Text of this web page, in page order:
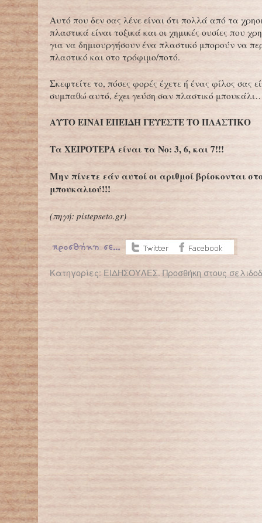
Αυτό που δεν σας λένε είναι ότι πολλά από τα
πλαστικά είναι τοξικά και οι χημικές ουσίες που
για να δημιουργήσουν ένα πλαστικό μπορούν να
πλαστικό και στο τρόφιμο/ποτό.
Σκεφτείτε το, πόσες φορές έχετε ή ένας φίλος σας
συμπαθώ αυτό, έχει γεύση σαν πλαστικό
ΑΥΤΟ ΕΙΝΑΙ ΕΠΕΙΔΗ ΓΕΥΕΣΤΕ ΤΟ ΠΛΑΣΤΙΚΟ
Τα ΧΕΙΡΟΤΕΡΑ είναι τα Νο: 3, 6, και 7!!!
Μην πίνετε εάν αυτοί οι αριθμοί βρίσκονται
μπουκαλιού!!!
(πηγή: pistepseto.gr)
Κατηγορίες: ΕΙΔΗΣΟΥΛΕΣ. Προσθήκη στους
← Επιστροφή στο %s
Φόβοι για πογκρόμ κατά των αδέσποτων με το νέο νόμο